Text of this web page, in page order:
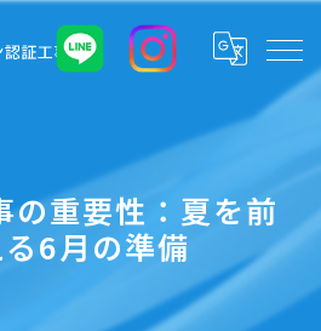
の重要性：夏を前
6月の準備